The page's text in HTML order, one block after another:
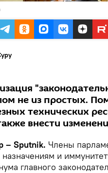
не из простых.
технических
внести
– Sputnik. Члены
и
главного